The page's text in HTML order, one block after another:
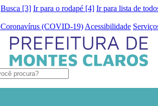
Busca [3] Ir para o rodapé [4] Ir para lista de
Coronavírus (COVID-19) Acessibilidade